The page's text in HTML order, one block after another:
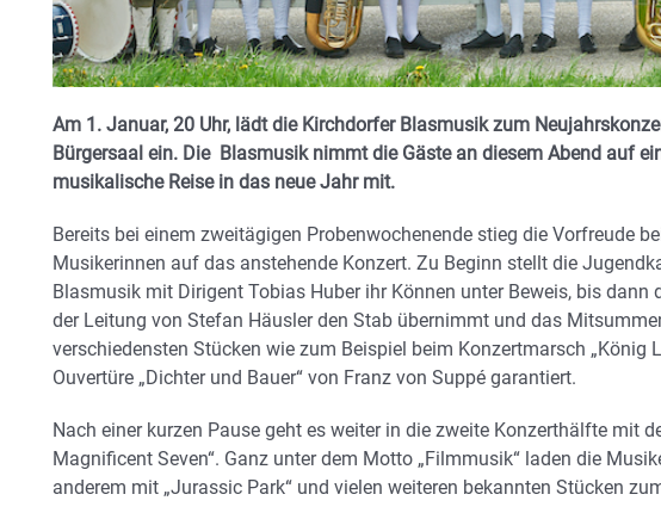
Am 1. Januar, 20 Uhr, lädt die Kirchdorfer Blasmusik zum
Bürgersaal ein. Die Blasmusik nimmt die Gäste an diesem Abend auf
musikalische Reise in das neue Jahr mit.
Bereits bei einem zweitägigen Probenwochenende stieg die Vorfreude
Musikerinnen auf das anstehende Konzert. Zu Beginn stellt die
Blasmusik mit Dirigent Tobias Huber ihr Können unter Beweis, bis dann
der Leitung von Stefan Häusler den Stab übernimmt und das
verschiedensten Stücken wie zum Beispiel beim Konzertmarsch „König
Ouvertüre „Dichter und Bauer“ von Franz von Suppé garantiert.
Nach einer kurzen Pause geht es weiter in die zweite Konzerthälfte mit
Magnificent Seven“. Ganz unter dem Motto „Filmmusik“ laden die
anderem mit „Jurassic Park“ und vielen weiteren bekannten Stücken